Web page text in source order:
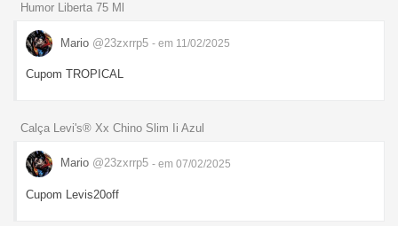
Humor Liberta 75 Ml
Mario @23zxrrp5 - em 11/02/2025
Cupom TROPICAL
Calça Levi's® Xx Chino Slim Ii Azul
Mario @23zxrrp5 - em 07/02/2025
Cupom Levis20off